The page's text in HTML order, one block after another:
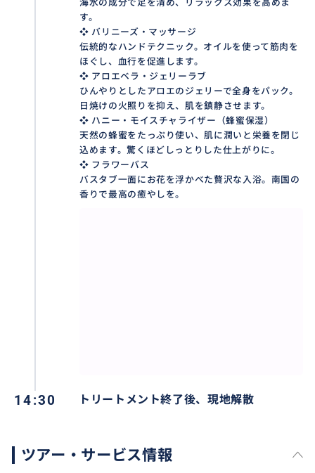
❖ 最少催行人数： 1名様
鮮なアロエベラジェリーと栄養豊富な蜂蜜を使い、全
な心地よさ。最後は憧れのフラワーバスに浸かり、お
海水の成分で足を清め、リラックス効果を高めま
す。
❖ バリニーズ・マッサージ
伝統的なハンドテクニック。オイルを使って筋肉を
ほぐし、血行を促進します。
❖ アロエベラ・ジェリーラブ
ひんやりとしたアロエのジェリーで全身をパック。
日焼けの火照りを抑え、肌を鎮静させます。
❖ ハニー・モイスチャライザー（蜂蜜保湿）
天然の蜂蜜をたっぷり使い、肌に潤いと栄養を閉じ
込めます。驚くほどしっとりした仕上がりに。
❖ フラワーバス
バスタブ一面にお花を浮かべた贅沢な入浴。南国の
香りで最高の癒やしを。
14:30 トリートメント終了後、現地解散
ツアー・サービス情報